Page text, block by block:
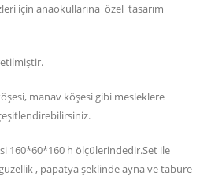
için anaokullarına özel tasarım
manav köşesi gibi mesleklere
160*60*160 h ölçülerindedir.Set ile
, papatya şeklinde ayna ve tabure